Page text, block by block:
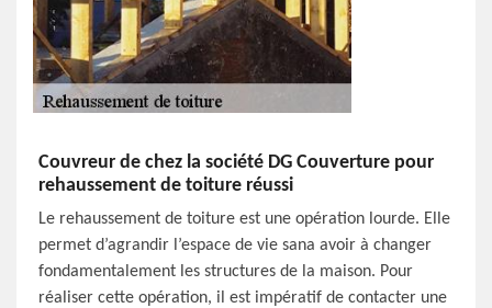
Couvreur de chez la société DG Couverture pour
rehaussement de toiture réussi
Le rehaussement de toiture est une opération lourde. Elle
permet d’agrandir l’espace de vie sana avoir à changer
fondamentalement les structures de la maison. Pour
réaliser cette opération, il est impératif de contacter une